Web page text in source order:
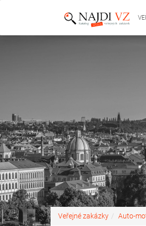
Veřejné zakázky Auto-